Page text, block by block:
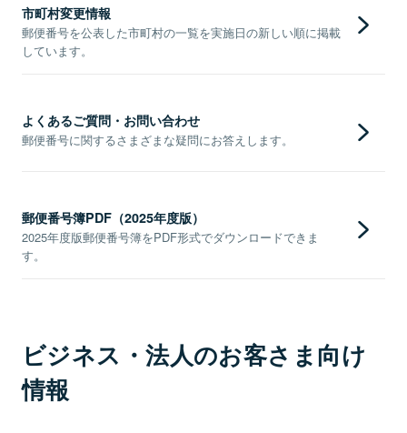
市町村変更情報
郵便番号を公表した市町村の一覧を実施日の新しい順に掲載
しています。
よくあるご質問・お問い合わせ
郵便番号に関するさまざまな疑問にお答えします。
郵便番号簿PDF（2025年度版）
2025年度版郵便番号簿をPDF形式でダウンロードできま
す。
ビジネス・法人のお客さま向け
情報